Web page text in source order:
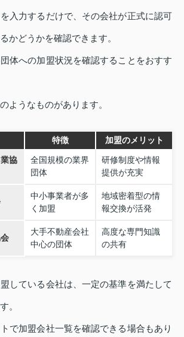
入力するだけで、その会社が正式に認可
かどうかを確認できます。
体への加盟状況を確認することをおすす
ようなものがあります。
特徴 加盟のメリット
協
全国規模の業界
団体
研修制度や情報
提供が充実
中小事業者が多
く加盟
地域密着型の情
報交換が活発
大手不動産会社
中心の団体
高度な専門知識
の共有
している会社は、一定の基準を満たして
。
で加盟会社一覧を確認できる場合もあり